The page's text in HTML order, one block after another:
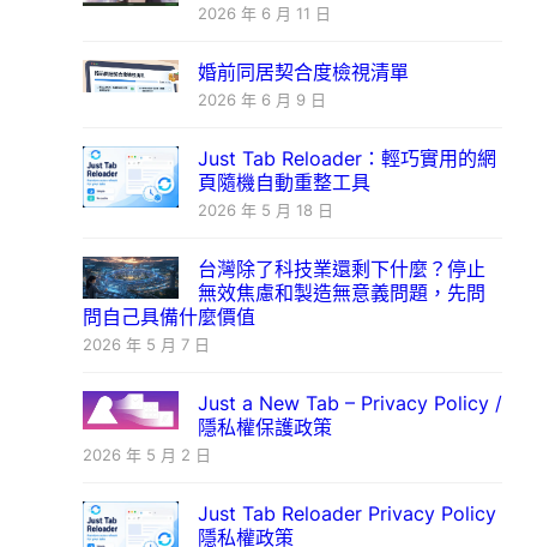
2026 年 6 月 11 日
婚前同居契合度檢視清單
2026 年 6 月 9 日
Just Tab Reloader：輕巧實用的網
頁隨機自動重整工具
2026 年 5 月 18 日
台灣除了科技業還剩下什麼？停止
無效焦慮和製造無意義問題，先問
問自己具備什麼價值
2026 年 5 月 7 日
Just a New Tab – Privacy Policy /
隱私權保護政策
2026 年 5 月 2 日
Just Tab Reloader Privacy Policy
隱私權政策